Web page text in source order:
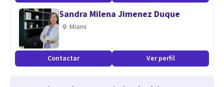
Sandra Milena Jimenez Duque
Miami
Contactar Ver perfil